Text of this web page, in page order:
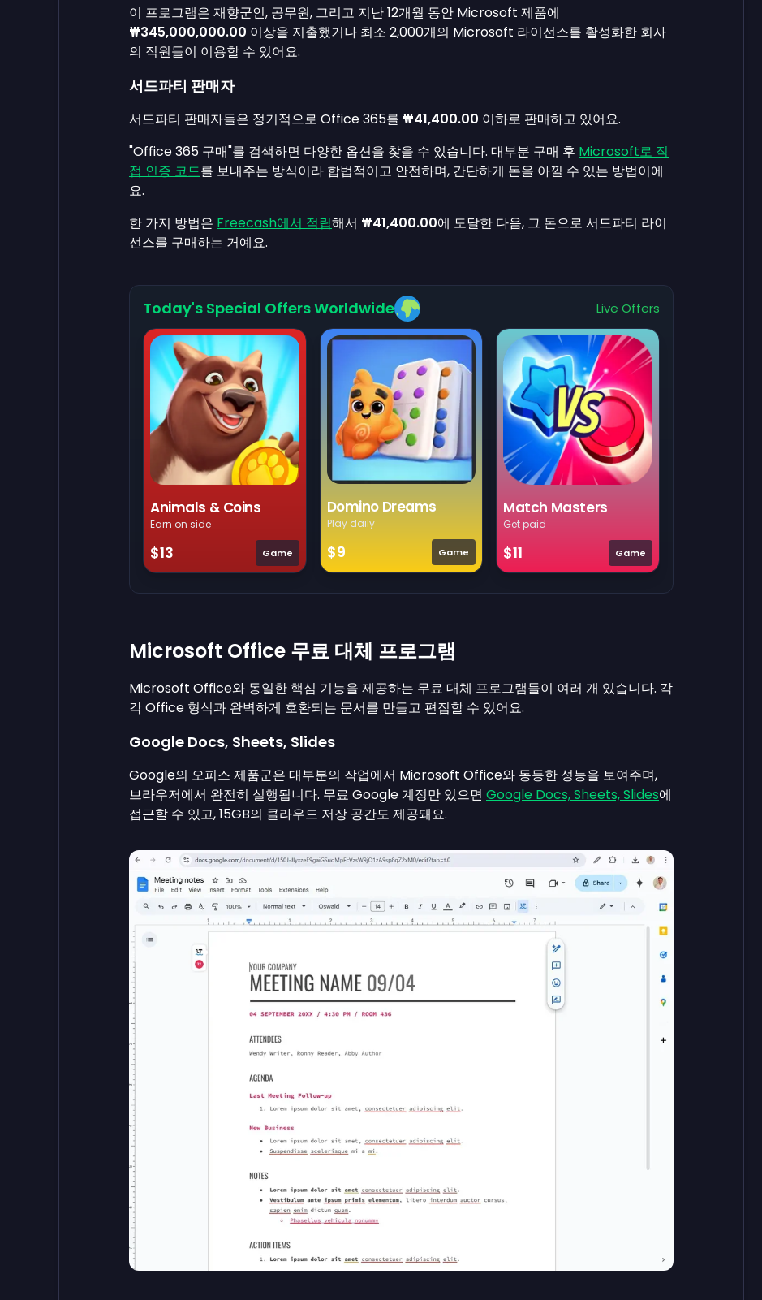
이 프로그램은 재향군인, 공무원, 그리고 지난 12개월 동안 Microsoft 제품에
₩345,000,000.00 이상을 지출했거나 최소 2,000개의 Microsoft 라이선스를 활성화한 회사
의 직원들이 이용할 수 있어요.
서드파티 판매자
서드파티 판매자들은 정기적으로 Office 365를 ₩41,400.00 이하로 판매하고 있어요.
"Office 365 구매"를 검색하면 다양한 옵션을 찾을 수 있습니다. 대부분 구매 후 Microsoft로 직
접 인증 코드를 보내주는 방식이라 합법적이고 안전하며, 간단하게 돈을 아낄 수 있는 방법이에
요.
한 가지 방법은 Freecash에서 적립해서 ₩41,400.00에 도달한 다음, 그 돈으로 서드파티 라이
선스를 구매하는 거예요.
Today's Special Offers Worldwide Live Offers
Animals & Coins
Earn on side
$13 Game
Domino Dreams
Play daily
$9 Game
Match Masters
Get paid
$11 Game
Microsoft Office 무료 대체 프로그램
Microsoft Office와 동일한 핵심 기능을 제공하는 무료 대체 프로그램들이 여러 개 있습니다. 각
각 Office 형식과 완벽하게 호환되는 문서를 만들고 편집할 수 있어요.
Google Docs, Sheets, Slides
Google의 오피스 제품군은 대부분의 작업에서 Microsoft Office와 동등한 성능을 보여주며,
브라우저에서 완전히 실행됩니다. 무료 Google 계정만 있으면 Google Docs, Sheets, Slides에
접근할 수 있고, 15GB의 클라우드 저장 공간도 제공돼요.